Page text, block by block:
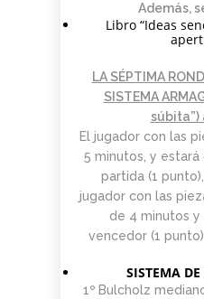
Además,
Libro “Ideas
LA SÉPTIMA
SISTEMA
súbita”)
El jugador con las
5 minutos, y
partida (1
jugador con las
de 4 minutos
vencedor (1
SISTEMA DE
1º Bulcholz